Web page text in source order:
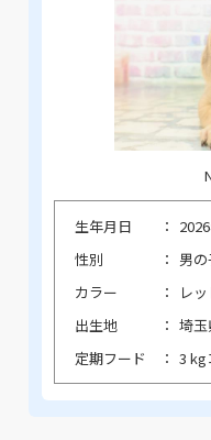
生年月日
性別
男
カラー
レッ
出生地
埼
定期フード
3 kg